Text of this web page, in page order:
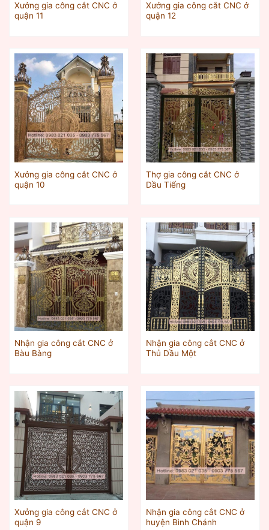
Xưởng gia công cắt CNC ở
quận 11
Xưởng gia công cắt CNC ở
quận 12
Xưởng gia công cắt CNC ở
quận 10
Thợ gia công cắt CNC ở
Dầu Tiếng
Nhận gia công cắt CNC ở
Bàu Bàng
Nhận gia công cắt CNC ở
Thủ Dầu Một‎
Xưởng gia công cắt CNC ở
quận 9
Nhận gia công cắt CNC ở
huyện Bình Chánh